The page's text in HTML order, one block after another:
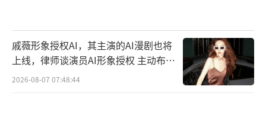
戚薇形象授权AI，其主演的AI漫剧也将
上线，律师谈演员AI形象授权 主动布局
数字资产
2026-08-07 07:48:44